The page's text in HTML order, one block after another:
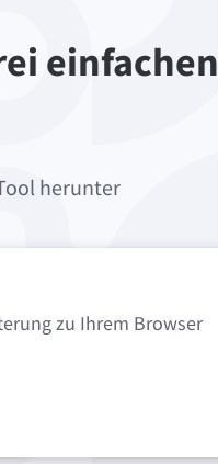
einfachen
herunter
zu Ihrem Browser